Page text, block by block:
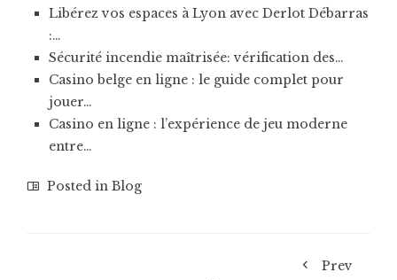
Libérez vos espaces à Lyon avec Derlot Débarras
:…
Sécurité incendie maîtrisée: vérification des…
Casino belge en ligne : le guide complet pour
jouer…
Casino en ligne : l’expérience de jeu moderne
entre…
Posted in Blog
Prev